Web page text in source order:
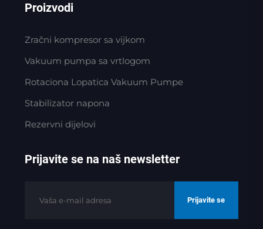
Proizvodi
Zračni kompresor sa vijkom
Vakuum pumpa sa vrtlogom
Rotaciona Lopatica Vakuum Pumpe
Stabilizator napona
Rezervni dijelovi
Prijavite se na naš newsletter
Prijavite se